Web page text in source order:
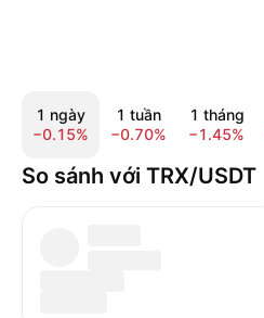
1 ngày
−0.15%
1 tuần
−0.70%
1 tháng
−1.45%
So sánh với TRX/USDT